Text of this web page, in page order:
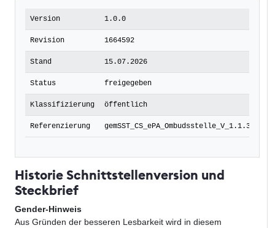
Version 1.0.0
Revision 1664592
Stand 15.07.2026
Status freigegeben
Klassifizierung öffentlich
Referenzierung gemSST_CS_ePA_Ombudsstelle_V_1.1.3-3
Historie Schnittstellenversion und
Steckbrief
Gender-Hinweis
Aus Gründen der besseren Lesbarkeit wird in diesem